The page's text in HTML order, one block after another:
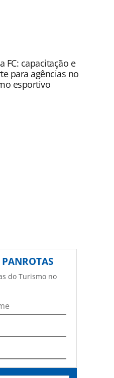
gente/movimentacao/2025/
diretor-
oferecidas na
pela PANROTAS
brasileira sobre direito
sem autorização da
FC: capacitação e
para agências no
esportivo
PANROTAS
do Turismo no